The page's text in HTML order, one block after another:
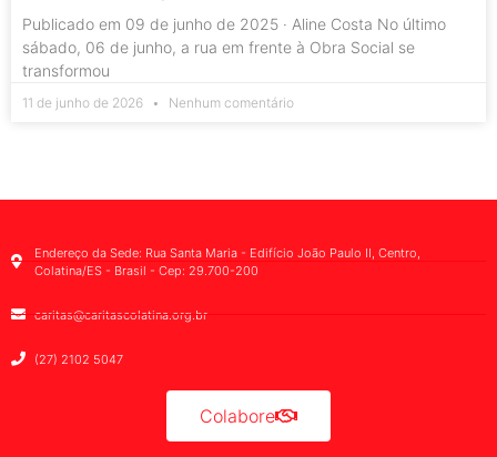
Publicado em 09 de junho de 2025 · Aline Costa No último
sábado, 06 de junho, a rua em frente à Obra Social se
transformou
11 de junho de 2026 Nenhum comentário
Endereço da Sede: Rua Santa Maria - Edifício João Paulo II, Centro,
Colatina/ES - Brasil - Cep: 29.700-200
caritas@caritascolatina.org.br
(27) 2102 5047
Colabore